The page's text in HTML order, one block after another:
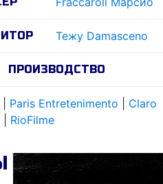
Тежу Damasceno
ПРОИЗВОДСТВО
Paris Entretenimento
Claro
RioFilme